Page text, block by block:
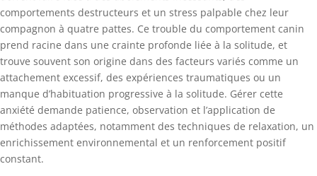
comportements destructeurs et un stress palpable chez leur
compagnon à quatre pattes. Ce trouble du comportement canin
prend racine dans une crainte profonde liée à la solitude, et
trouve souvent son origine dans des facteurs variés comme un
attachement excessif, des expériences traumatiques ou un
manque d’habituation progressive à la solitude. Gérer cette
anxiété demande patience, observation et l’application de
méthodes adaptées, notamment des techniques de relaxation, un
enrichissement environnemental et un renforcement positif
constant.